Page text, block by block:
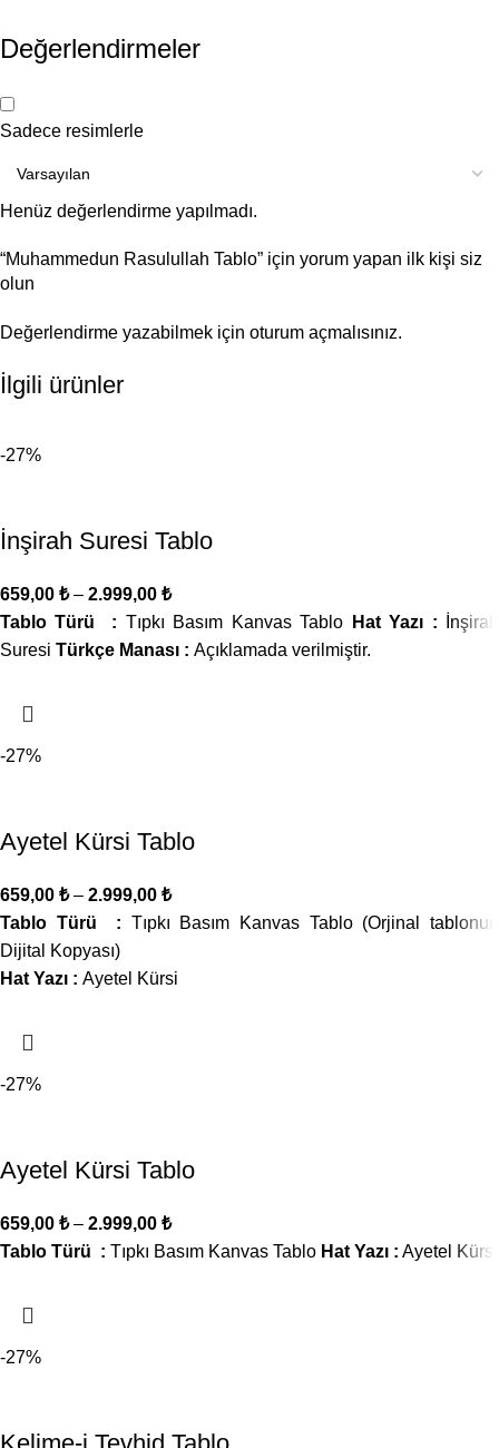
Değerlendirmeler
Sadece resimlerle
Henüz değerlendirme yapılmadı.
“Muhammedun Rasulullah Tablo” için yorum yapan ilk kişi siz
olun
Değerlendirme yazabilmek için oturum açmalısınız.
İlgili ürünler
-27%
İnşirah Suresi Tablo
659,00 ₺ – 2.999,00 ₺
Tablo Türü : Tıpkı Basım Kanvas Tablo Hat Yazı : İnşirah
Suresi Türkçe Manası : Açıklamada verilmiştir.
-27%
Ayetel Kürsi Tablo
659,00 ₺ – 2.999,00 ₺
Tablo Türü : Tıpkı Basım Kanvas Tablo (Orjinal tablonun
Dijital Kopyası)
Hat Yazı : Ayetel Kürsi
-27%
Ayetel Kürsi Tablo
659,00 ₺ – 2.999,00 ₺
Tablo Türü : Tıpkı Basım Kanvas Tablo Hat Yazı : Ayetel Kürsi
-27%